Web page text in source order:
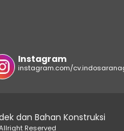
Instagram
instagram.com/
dan Bahan Konstruksi
Reserved